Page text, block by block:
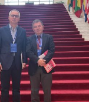
se representada,
Fangueiro, numa comitiva da
da China em Portugal, com o
comerciais,
O programa estende-